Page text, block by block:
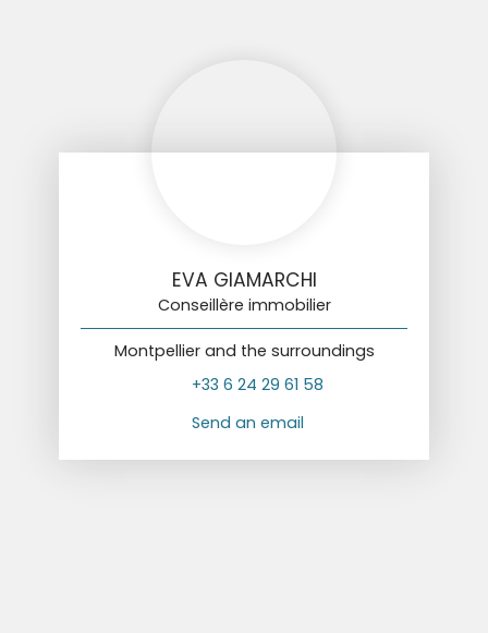
EVA GIAMARCHI
Conseillère immobilier
Montpellier and the surroundings
+33 6 24 29 61 58
Send an email